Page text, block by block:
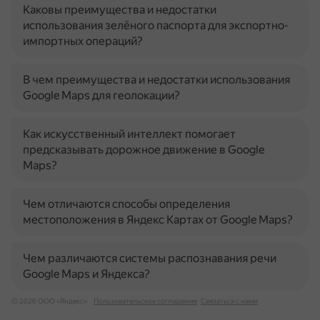
Каковы преимущества и недостатки
использования зелёного паспорта для экспортно-
импортных операций?
В чем преимущества и недостатки использования
Google Maps для геолокации?
Как искусственный интеллект помогает
предсказывать дорожное движение в Google
Maps?
Чем отличаются способы определения
местоположения в Яндекс Картах от Google Maps?
Чем различаются системы распознавания речи
Google Maps и Яндекса?
© 2026 ООО «Яндекс» Пользовательское соглашение Связаться с нами